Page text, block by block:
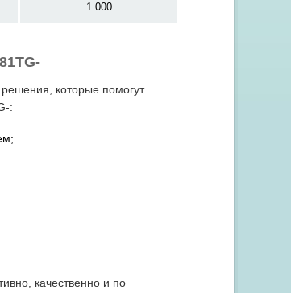
1 000
которые помогут
:
качественно и по